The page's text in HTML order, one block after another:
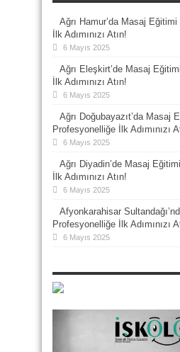
Ağrı Hamur’da Masaj
İlk Adımınızı Atın!
6 Mayıs 2025
Ağrı Eleşkirt’de Masaj
İlk Adımınızı Atın!
6 Mayıs 2025
Ağrı Doğubayazıt’da Masaj
Profesyonelliğe İlk Adımınızı
6 Mayıs 2025
Ağrı Diyadin’de Masaj
İlk Adımınızı Atın!
6 Mayıs 2025
Afyonkarahisar
Profesyonelliğe İlk Adımınızı
6 Mayıs 2025